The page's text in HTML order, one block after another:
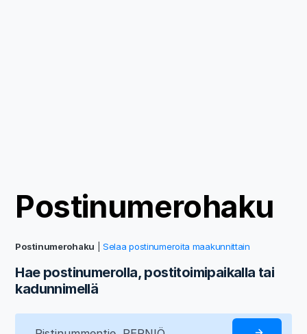
Postinumerohaku
Postinumerohaku |Selaa postinumeroita maakunnittain
Hae postinumerolla, postitoimipaikalla tai
kadunnimellä